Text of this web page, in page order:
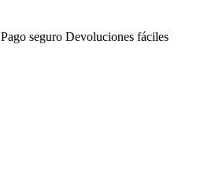
Pago seguro Devoluciones fáciles